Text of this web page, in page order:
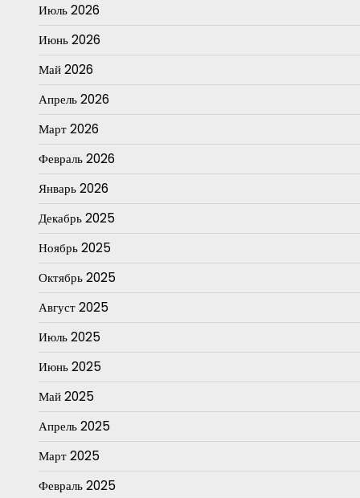
Июль 2026
Июнь 2026
Май 2026
Апрель 2026
Март 2026
Февраль 2026
Январь 2026
Декабрь 2025
Ноябрь 2025
Октябрь 2025
Август 2025
Июль 2025
Июнь 2025
Май 2025
Апрель 2025
Март 2025
Февраль 2025